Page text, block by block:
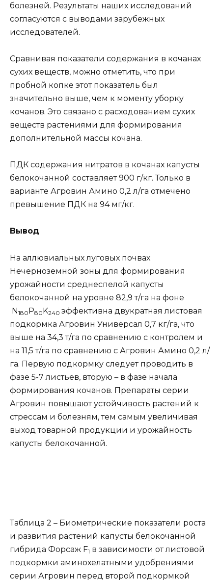
болезней. Результаты наших исследований
согласуются с выводами зарубежных
исследователей.
Сравнивая показатели содержания в кочанах
сухих веществ, можно отметить, что при
пробной копке этот показатель был
значительно выше, чем к моменту уборку
кочанов. Это связано с расходованием сухих
веществ растениями для формирования
дополнительной массы кочана.
ПДК содержания нитратов в кочанах капусты
белокочанной составляет 900 г/кг. Только в
варианте Агровин Амино 0,2 л/га отмечено
превышение ПДК на 94 мг/кг.
Вывод
На аллювиальных луговых почвах
Нечерноземной зоны для формирования
урожайности среднеспелой капусты
белокочанной на уровне 82,9 т/га на фоне
N180P80K240 эффективна двукратная листовая
подкормка Агровин Универсал 0,7 кг/га, что
выше на 34,3 т/га по сравнению с контролем и
на 11,5 т/га по сравнению с Агровин Амино 0,2 л/
га. Первую подкормку следует проводить в
фазе 5-7 листьев, вторую – в фазе начала
формирования кочанов. Препараты серии
Агровин повышают устойчивость растений к
стрессам и болезням, тем самым увеличивая
выход товарной продукции и урожайность
капусты белокочанной.
Таблица 2 – Биометрические показатели роста
и развития растений капусты белокочанной
гибрида Форсаж F1 в зависимости от листовой
подкормки аминохелатными удобрениями
серии Агровин перед второй подкормкой